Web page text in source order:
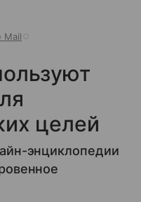
Mail
целей
энциклопедии